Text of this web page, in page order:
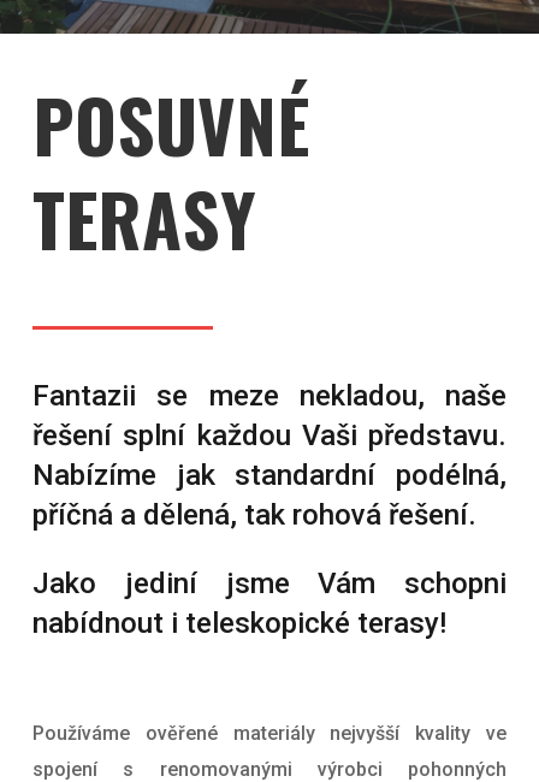
POSUVNÉ
TERASY
Fantazii se meze nekladou, naše
řešení splní každou Vaši představu.
Nabízíme jak standardní podélná,
příčná a dělená, tak rohová řešení.
Jako jediní jsme Vám schopni
nabídnout i teleskopické terasy!
Používáme ověřené materiály nejvyšší kvality ve
spojení s renomovanými výrobci pohonných